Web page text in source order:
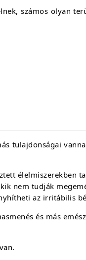
számos olyan
tulajdonságai
élelmiszerekben
nem tudják
az irritábilis
és más